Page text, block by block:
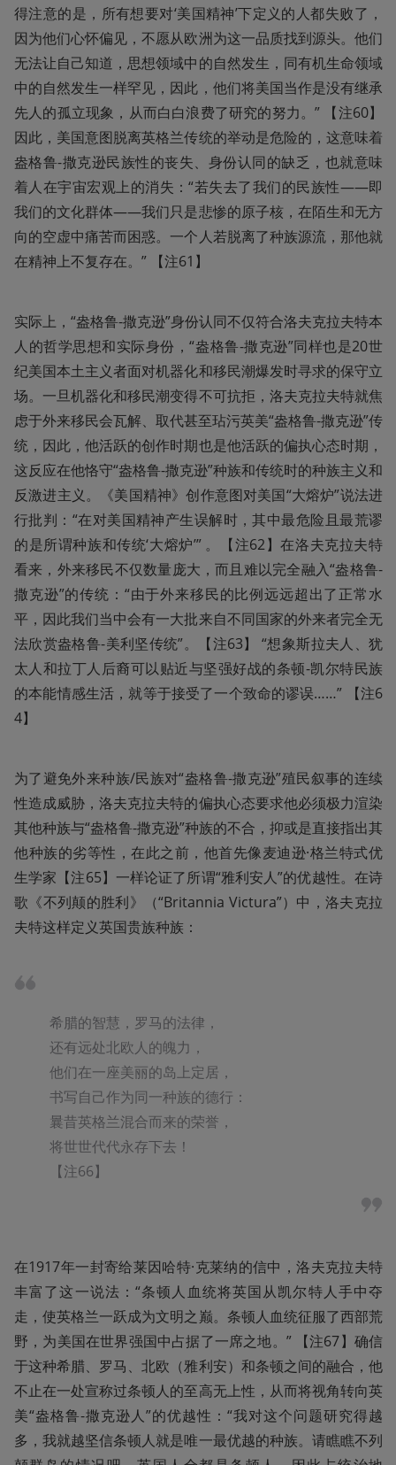
得注意的是，所有想要对‘美国精神’下定义的人都失败了，
因为他们心怀偏见，不愿从欧洲为这一品质找到源头。他们
无法让自己知道，思想领域中的自然发生，同有机生命领域
中的自然发生一样罕见，因此，他们将美国当作是没有继承
先人的孤立现象，从而白白浪费了研究的努力。” 【注60】
因此，美国意图脱离英格兰传统的举动是危险的，这意味着
盎格鲁-撒克逊民族性的丧失、身份认同的缺乏，也就意味
着人在宇宙宏观上的消失：“若失去了我们的民族性——即
我们的文化群体——我们只是悲惨的原子核，在陌生和无方
向的空虚中痛苦而困惑。一个人若脱离了种族源流，那他就
在精神上不复存在。” 【注61】
实际上，“盎格鲁-撒克逊”身份认同不仅符合洛夫克拉夫特本
人的哲学思想和实际身份，“盎格鲁-撒克逊”同样也是20世
纪美国本土主义者面对机器化和移民潮爆发时寻求的保守立
场。一旦机器化和移民潮变得不可抗拒，洛夫克拉夫特就焦
虑于外来移民会瓦解、取代甚至玷污英美“盎格鲁-撒克逊”传
统，因此，他活跃的创作时期也是他活跃的偏执心态时期，
这反应在他恪守“盎格鲁-撒克逊”种族和传统时的种族主义和
反激进主义。《美国精神》创作意图对美国“大熔炉”说法进
行批判：“在对美国精神产生误解时，其中最危险且最荒谬
的是所谓种族和传统‘大熔炉’” 。【注62】在洛夫克拉夫特
看来，外来移民不仅数量庞大，而且难以完全融入“盎格鲁-
撒克逊”的传统：“由于外来移民的比例远远超出了正常水
平，因此我们当中会有一大批来自不同国家的外来者完全无
法欣赏盎格鲁-美利坚传统”。【注63】 “想象斯拉夫人、犹
太人和拉丁人后裔可以贴近与坚强好战的条顿-凯尔特民族
的本能情感生活，就等于接受了一个致命的谬误……” 【注6
4】
为了避免外来种族/民族对“盎格鲁-撒克逊”殖民叙事的连续
性造成威胁，洛夫克拉夫特的偏执心态要求他必须极力渲染
其他种族与“盎格鲁-撒克逊”种族的不合，抑或是直接指出其
他种族的劣等性，在此之前，他首先像麦迪逊·格兰特式优
生学家【注65】一样论证了所谓“雅利安人”的优越性。在诗
歌《不列颠的胜利》（“Britannia Victura”）中，洛夫克拉
夫特这样定义英国贵族种族：
希腊的智慧，罗马的法律，
还有远处北欧人的魄力，
他们在一座美丽的岛上定居，
书写自己作为同一种族的德行：
曩昔英格兰混合而来的荣誉，
将世世代代永存下去！
【注66】
在1917年一封寄给莱因哈特·克莱纳的信中，洛夫克拉夫特
丰富了这一说法：“条顿人血统将英国从凯尔特人手中夺
走，使英格兰一跃成为文明之巅。条顿人血统征服了西部荒
野，为美国在世界强国中占据了一席之地。” 【注67】确信
于这种希腊、罗马、北欧（雅利安）和条顿之间的融合，他
不止在一处宣称过条顿人的至高无上性，从而将视角转向英
美“盎格鲁-撒克逊人”的优越性：“我对这个问题研究得越
多，我就越坚信条顿人就是唯一最优越的种族。请瞧瞧不列